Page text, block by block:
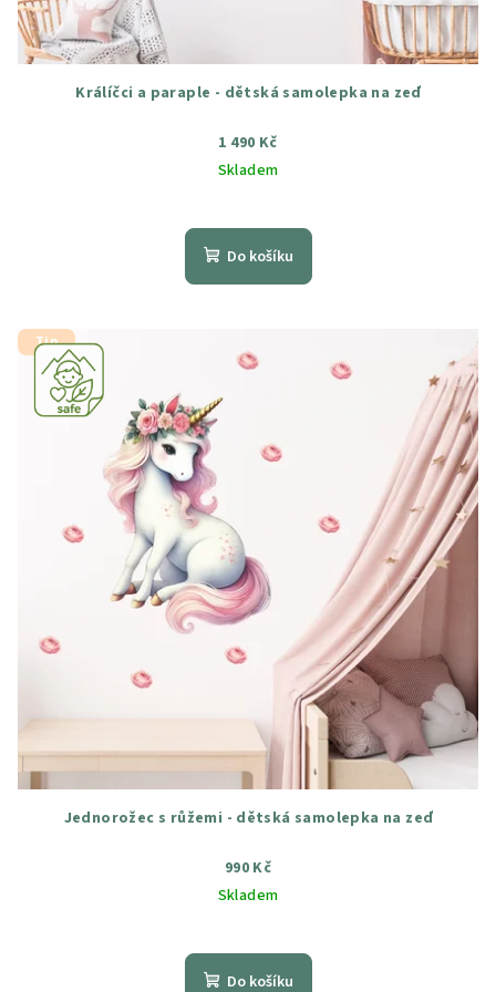
Králíčci a paraple - dětská samolepka na zeď
1 490 Kč
Skladem
hodnocení
produktu
hvězdiček.
Do košíku
Tip
Jednorožec s růžemi - dětská samolepka na zeď
990 Kč
Skladem
hodnocení
produktu
Do košíku